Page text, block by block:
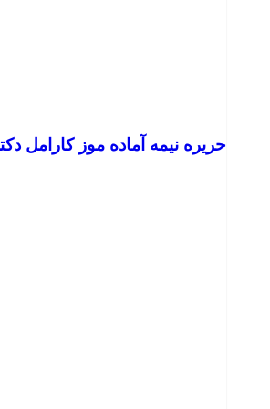
حریره نیمه آماده موز کارامل دکتر